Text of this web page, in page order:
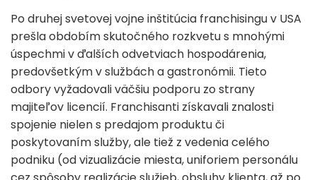
Po druhej svetovej vojne inštitúcia franchisingu v USA
prešla obdobím skutočného rozkvetu s mnohými
úspechmi v ďalších odvetviach hospodárenia,
predovšetkým v službách a gastronómii. Tieto
odbory vyžadovali väčšiu podporu zo strany
majiteľov licencií. Franchisanti získavali znalosti
spojenie nielen s predajom produktu či
poskytovaním služby, ale tiež z vedenia celého
podniku (od vizualizácie miesta, uniforiem personálu